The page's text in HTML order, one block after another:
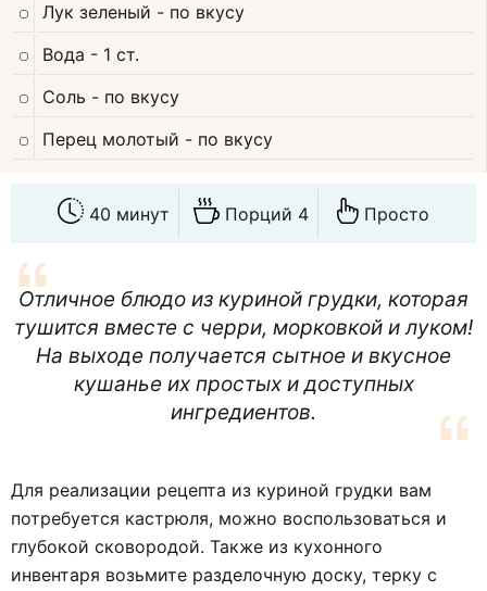
Лук зеленый - по вкусу
Вода - 1 ст.
Соль - по вкусу
Перец молотый - по вкусу
40 минут Порций 4 Просто
Отличное блюдо из куриной грудки, которая
тушится вместе с черри, морковкой и луком!
На выходе получается сытное и вкусное
кушанье их простых и доступных
ингредиентов.
Для реализации рецепта из куриной грудки вам
потребуется кастрюля, можно воспользоваться и
глубокой сковородой. Также из кухонного
инвентаря возьмите разделочную доску, терку с